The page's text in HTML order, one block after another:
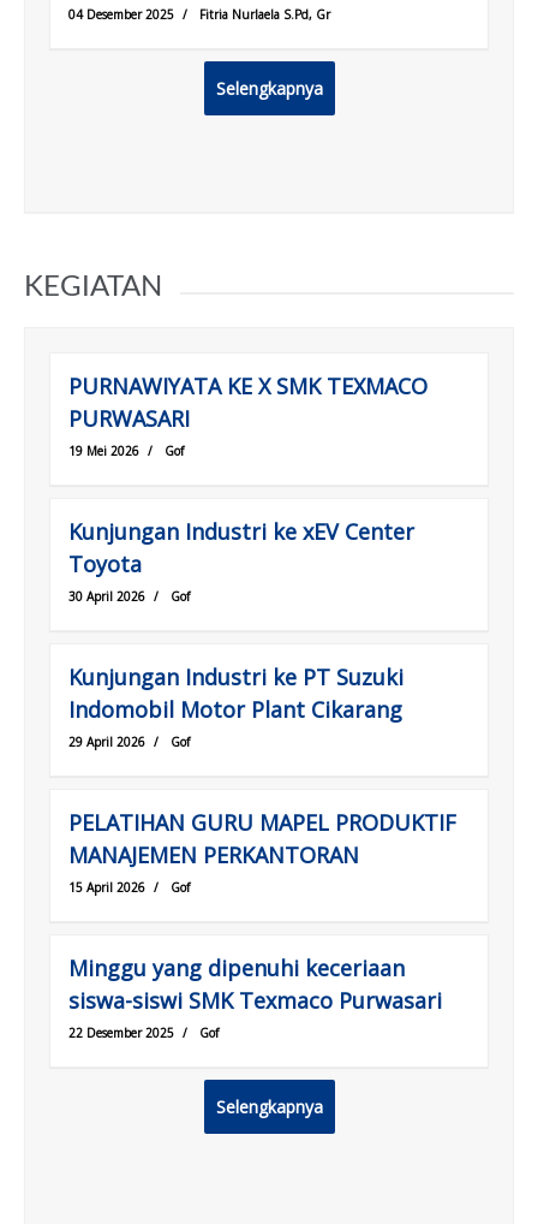
04 Desember 2025 / Fitria Nurlaela S.Pd, Gr
Selengkapnya
KEGIATAN
PURNAWIYATA KE X SMK TEXMACO
PURWASARI
19 Mei 2026 / Gof
Kunjungan Industri ke xEV Center
Toyota
30 April 2026 / Gof
Kunjungan Industri ke PT Suzuki
Indomobil Motor Plant Cikarang
29 April 2026 / Gof
PELATIHAN GURU MAPEL PRODUKTIF
MANAJEMEN PERKANTORAN
15 April 2026 / Gof
Minggu yang dipenuhi keceriaan
siswa-siswi SMK Texmaco Purwasari
22 Desember 2025 / Gof
Selengkapnya